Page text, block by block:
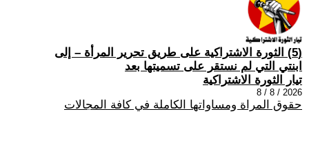
(5) الثورة الاشتراكية على طريق تحرير المرأة – إلى
ابنتي التي لم نستقر على تسميتها بعد
تيار الثورة الاشتراكية
2026 / 8 / 8
حقوق المراة ومساواتها الكاملة في كافة المجالات